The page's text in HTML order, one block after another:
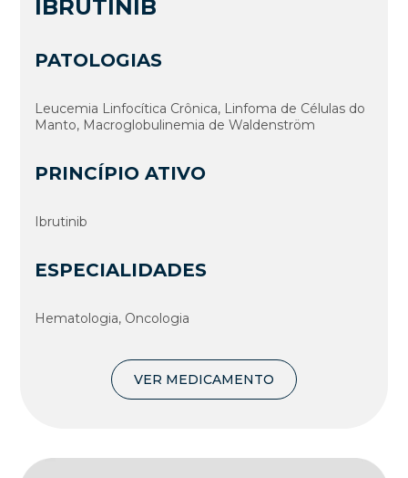
IBRUTINIB
PATOLOGIAS
Leucemia Linfocítica Crônica, Linfoma de Células do
Manto, Macroglobulinemia de Waldenström
PRINCÍPIO ATIVO
Ibrutinib
ESPECIALIDADES
Hematologia, Oncologia
VER MEDICAMENTO